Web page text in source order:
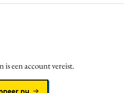
is een account vereist.
nu